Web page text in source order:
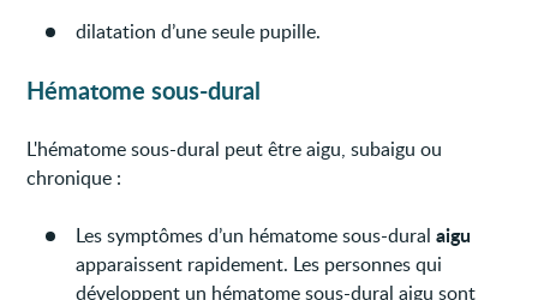
dilatation d’une seule pupille.
Hématome sous-dural
L'hématome sous-dural peut être aigu, subaigu ou
chronique :
Les symptômes d’un hématome sous-duralaigu
apparaissent rapidement. Les personnes qui
développent un hématome sous-dural aigu sont